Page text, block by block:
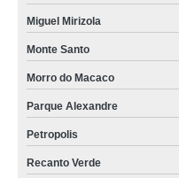
Miguel Mirizola
Monte Santo
Morro do Macaco
Parque Alexandre
Petropolis
Recanto Verde